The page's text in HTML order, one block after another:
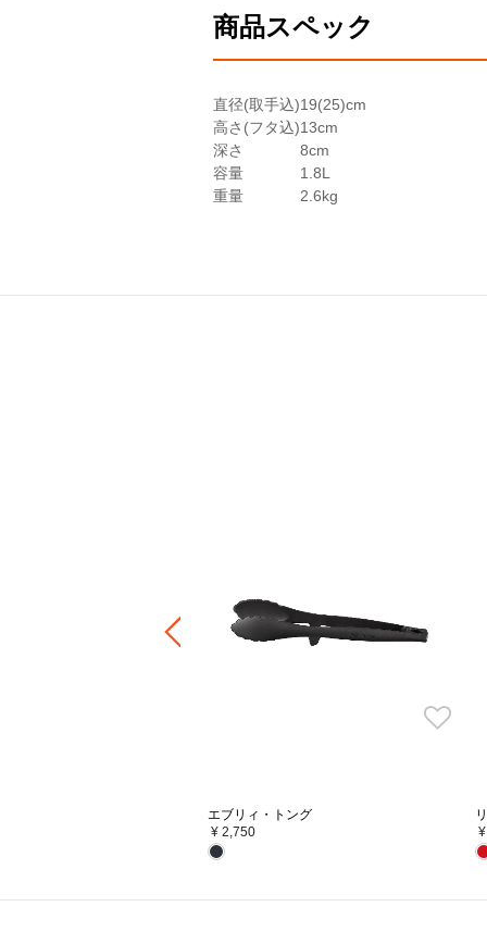
人数目安 1～2人分
炊飯の目安 1合 2合
※直径24cm以上のお鍋は炊きあがりに
※カラーにより展開サイズが異なりま
いきます。また、吹きこぼれしにくく
にも配慮した設計になっています。
商品スペック
直径(取手込)19(25)cm
高さ(フタ込)13cm
深さ
8cm
容量
1.8L
重量
2.6kg
エブリィ・トング
¥ 2,750